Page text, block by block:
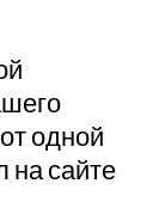
одной
на сайте